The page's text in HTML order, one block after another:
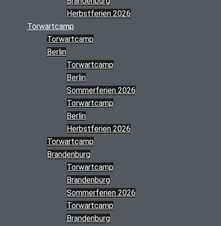
Herbstferien 2026
Torwartcamp
Torwartcamp
Berlin
Torwartcamp
Berlin
Sommerferien 2026
Torwartcamp
Berlin
Herbstferien 2026
Torwartcamp
Brandenburg
Torwartcamp
Brandenburg
Sommerferien 2026
Torwartcamp
Brandenburg